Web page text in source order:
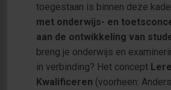
toegestaan is binnen deze
met onderwijs- en
aan de ontwikkeling van
breng je onderwijs en
in verbinding? Het concept
Kwalificeren (voorheen: Anders